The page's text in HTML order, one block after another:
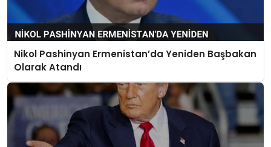
Nikol Pashinyan Ermenistan’da Yeniden Başbakan
Olarak Atandı